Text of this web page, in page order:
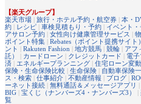
【楽天グループ】
楽天市場 | 旅行・ホテル予約・航空券 | 本・
約 | レシピ | 車検見積もり・予約 | イベント
アサロン予約 | 女性向け健康管理サービス |
ポイント特集 | Rebates（ポイント提携サイト）
ント | Rakuten Fashion | 地方競馬 | 競輪 | アフ
託）
| カードローン | クレジットカード | 電
済 | エネルギープランニング | 住宅ローン変
保険・生命保険比較 | 生命保険 | 自動車保険
ス・検索 | 仕事紹介 | 不動産情報 | ブログ |
ーネット接続 | 無料通話＆メッセージアプリ |
BIG | 宝くじ（ナンバーズ4・ナンバーズ3） |
覧